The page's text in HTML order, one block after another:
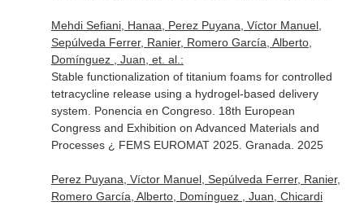
Mehdi Sefiani, Hanaa, Perez Puyana, Víctor Manuel,
Sepúlveda Ferrer, Ranier, Romero García, Alberto,
Domínguez , Juan, et. al.:
Stable functionalization of titanium foams for controlled
tetracycline release using a hydrogel-based delivery
system. Ponencia en Congreso. 18th European
Congress and Exhibition on Advanced Materials and
Processes ¿ FEMS EUROMAT 2025. Granada. 2025
Perez Puyana, Víctor Manuel, Sepúlveda Ferrer, Ranier,
Romero García, Alberto, Domínguez , Juan, Chicardi